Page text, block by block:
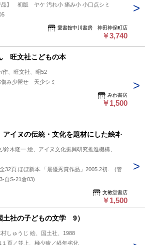
品】 初版 ヤケ 汚れ小 痛み小 小口点シミ
愛書館中川書房 神田神保町店
￥3,740
旺文社こどもの本
作、旺文社、昭52
み少褪せ 天少シミ
みわ書房
￥1,500
イヌの伝統・文化を題材にした絵本
/鈴木隆一.絵、アイヌ文化振興研究推進機構、
32頁.ほぼ新本.「最優秀賞作品」2005.2初. (管
自S-21倉03)
文教堂書店
￥1,500
土社の子どもの文学 9）
しゅうじ 絵、国土社、1988
１頁／並上、極少疲／経年劣化